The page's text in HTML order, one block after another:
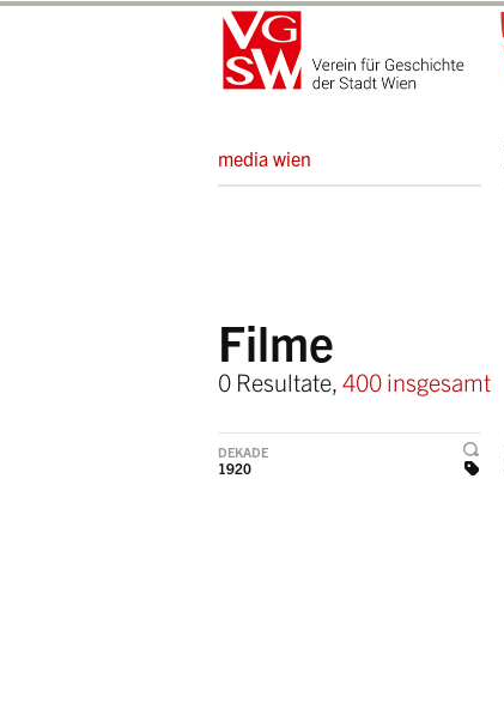
media wien
Filme
0 Resultate, 400 insgesamt
DEKADE
1920